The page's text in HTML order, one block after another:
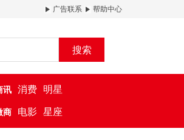
广告联系 帮助中心
搜索
讯 消费 明星
商 电影 星座